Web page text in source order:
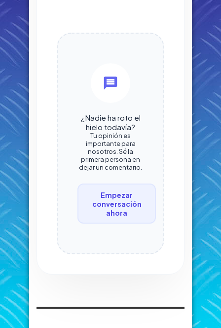
¿Nadie ha roto el
hielo todavía?
Tu opinión es
importante para
nosotros. Sé la
primera persona en
dejar un comentario.
Empezar
conversación
ahora